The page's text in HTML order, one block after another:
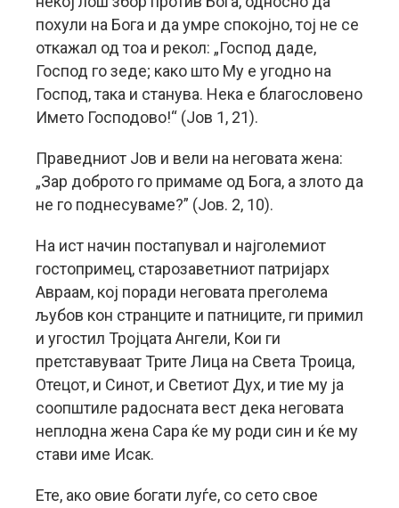
похули на Бога и да умре спокојно, тој не се
откажал од тоа и рекол: „Господ даде,
Господ го зеде; како што Му е угодно на
Господ, така и станува. Нека е благословено
Името Господово!“ (Јов 1, 21).
Праведниот Јов и вели на неговата жена:
„Зар доброто го примаме од Бога, а злото да
не го поднесуваме?” (Јов. 2, 10).
На ист начин постапувал и најголемиот
гостопримец, старозаветниот патријарх
Авраам, кој поради неговата преголема
љубов кон странците и патниците, ги примил
и угостил Тројцата Ангели, Кои ги
претставуваат Трите Лица на Света Троица,
Отецот, и Синот, и Светиот Дух, и тие му ја
соопштиле радосната вест дека неговата
неплодна жена Сара ќе му роди син и ќе му
стави име Исак.
Ете, ако овие богати луѓе, со сето свое